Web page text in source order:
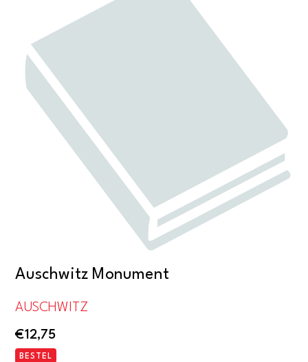
Auschwitz Monument
AUSCHWITZ
€12,75
BESTEL